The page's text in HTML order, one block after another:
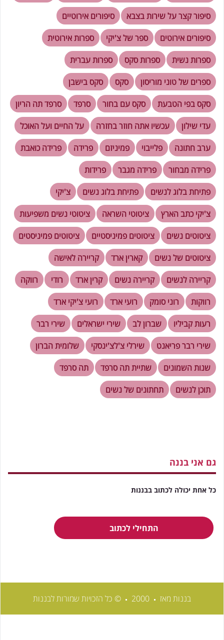
סיפור קצר על שירות בצבא
סיפורים אירוטיים
סיפורים אירוטים
ספר של צ'יקי
ספרות אירוטית
ספרות נשית
ספרות סקס
ספרות עברית
ספרים של טוני מוריסון
סקס
סקס בישבן
סקס בפי הטבעת
סקס עם בחור סרפד
סרפד תה הריון
עדי שילון
עכשיו אתה חוזר בחזרה
על החיים ועל האוכל
ערב חתונה
פלייבוי פמיניזם פרידה
פרידה כואבת
פרידה מבחור
פרידה מגבר
פרידות
פתיחת בלוג לנשים
פתיחת בלוג נשים
צ'יקי
צ'יקי כתב הארץ
ציטוטי השראה
ציטוטי נשים משפיעות
ציטוטים נשים
ציטוטים פמיניסטיים
ציטוטים פמיניסטים
ציטוטים של נשים
קארין ארד
קריירה לאישה
קריירה לנשים
קריירה נשים קרין ארד רודי
רווקה
רווקות
רוני סומק רועי ארד
רועי צ'יקי ארד
רעות קביליו
שברון לב שירי ישראלים
שירי רבר
שירי רבר פריאנט
שירלי צ'לצ'ינסקי
שלומית הברון
שנות השמונים
שתיית תה סרפד
תה סרפד
תוכן לנשים
תחתונים של נשים
גם אני בננה
כל אחת יכולה לכתוב בבננות
התחילי לכתוב
בננות מאז © כל הזכויות שמורות לבננות